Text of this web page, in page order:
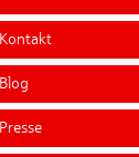
Kontakt
Blog
Presse